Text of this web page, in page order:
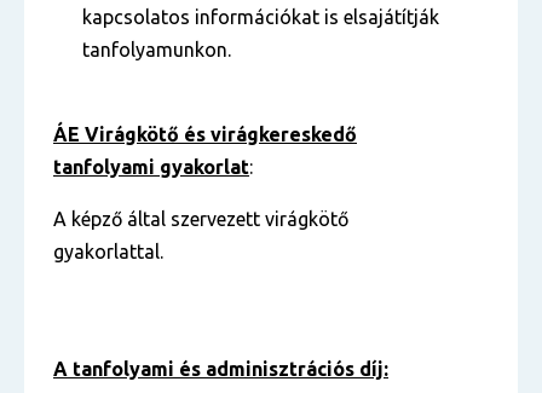
kapcsolatos információkat is elsajátítják
tanfolyamunkon.
ÁE Virágkötő és virágkereskedő
tanfolyami gyakorlat:
A képző által szervezett virágkötő
gyakorlattal.
A tanfolyami és adminisztrációs díj: